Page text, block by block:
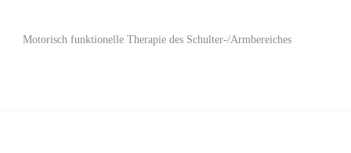
Motorisch funktionelle Therapie des Schulter-/Armbereiches